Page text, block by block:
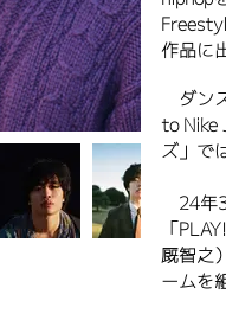
作品に
ダン
to Nike
ズ」で
24年
「
厩智之
ームを